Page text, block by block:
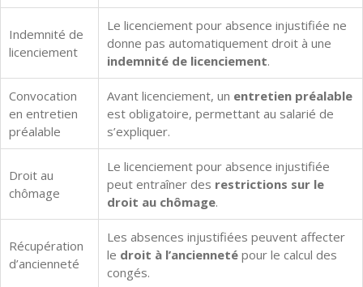
Indemnité de
licenciement
Le licenciement pour absence injustifiée ne
donne pas automatiquement droit à une
indemnité de licenciement.
Convocation
en entretien
préalable
Avant licenciement, un entretien préalable
est obligatoire, permettant au salarié de
s’expliquer.
Droit au
chômage
Le licenciement pour absence injustifiée
peut entraîner des restrictions sur le
droit au chômage.
Récupération
d’ancienneté
Les absences injustifiées peuvent affecter
le droit à l’ancienneté pour le calcul des
congés.